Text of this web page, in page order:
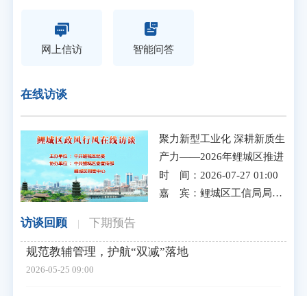
网上信访 智能问答
在线访谈
聚力新型工业化 深耕新质生
产力——2026年鲤城区推进
工业经济高质量发展新举措
时 间： 2026-07-27 01:00
嘉 宾： 鲤城区工信局局长 李贤兴
访谈回顾 | 下期预告
规范教辅管理，护航“双减”落地
2026-05-25 09:00